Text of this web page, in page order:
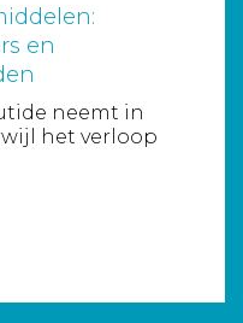
en
neemt in
het verloop